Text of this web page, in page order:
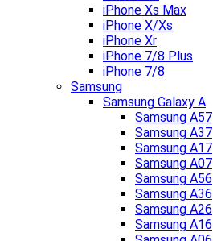
iPhone Xs Max
iPhone X/Xs
iPhone Xr
iPhone 7/8 Plus
iPhone 7/8
Samsung
Samsung Galaxy A
Samsung A57
Samsung A37
Samsung A17
Samsung A07
Samsung A56
Samsung A36
Samsung A26
Samsung A16